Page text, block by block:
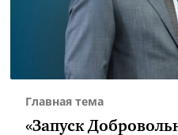
Главная тема
«Запуск